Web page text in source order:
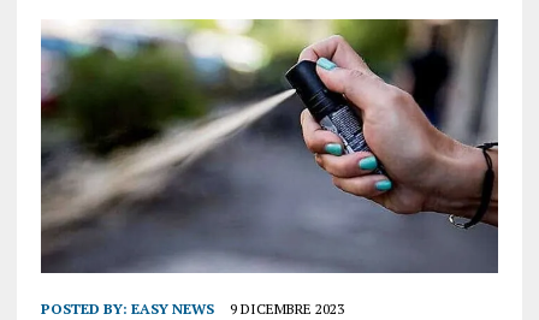
POSTED BY: EASY NEWS 9 DICEMBRE 2023